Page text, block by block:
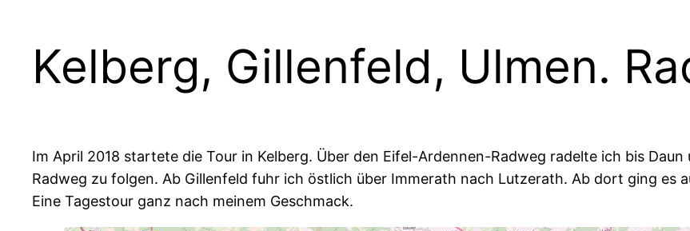
Kelberg, Gillenfeld, Ulmen.
Im April 2018 startete die Tour in Kelberg. Über den Eifel-Ardennen-Radweg radelte ich bis
Radweg zu folgen. Ab Gillenfeld fuhr ich östlich über Immerath nach Lutzerath. Ab dort ging es
Eine Tagestour ganz nach meinem Geschmack.